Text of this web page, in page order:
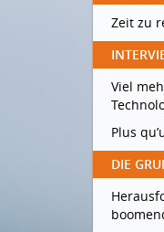
Zeit zu
Viel
Plus
DIE